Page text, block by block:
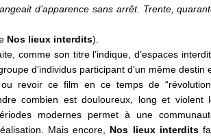
d’apparence sans arrêt. Trente,
Nos lieux interdits).
comme son titre l’indique, d’espaces
d’individus participant d’un même destin
revoir ce film en ce temps de
combien est douloureux, long et violent
modernes permet à une
Mais encore, Nos lieux interdits